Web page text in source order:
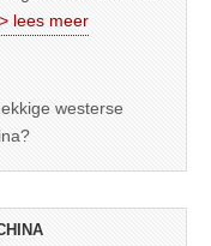
lees meer
westerse